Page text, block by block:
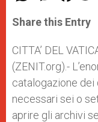
t
s
p
p
s
e
g
e
r
e
b
o
k
Share this Entry
CITTA’ DEL
(ZENIT.org).-
catalogazione dei
necessari sei o
aprire gli archivi